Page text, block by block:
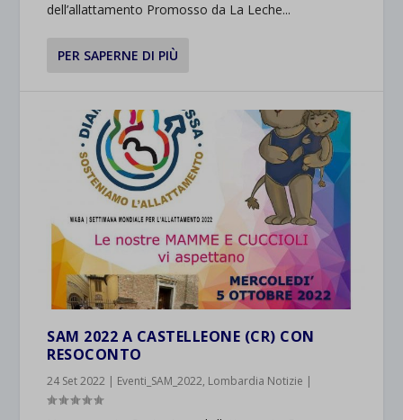
dell’allattamento Promosso da La Leche...
PER SAPERNE DI PIÙ
SAM 2022 A CASTELLEONE (CR) CON
RESOCONTO
24 Set 2022 | Eventi_SAM_2022, Lombardia Notizie |